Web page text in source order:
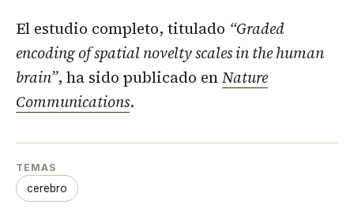
El estudio completo, titulado “Graded
encoding of spatial novelty scales in the human
brain”, ha sido publicado enNature
Communications.
TEMAS
cerebro